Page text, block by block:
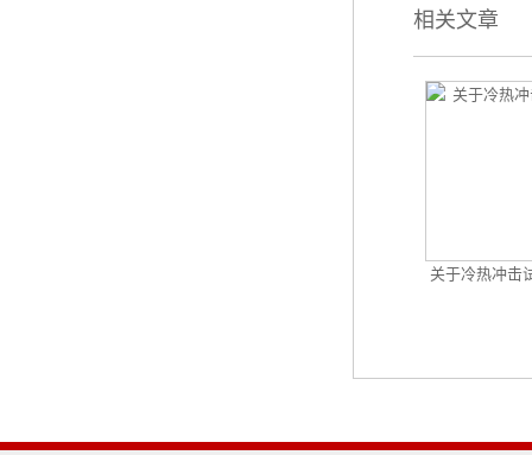
相关文章
关于冷热冲击